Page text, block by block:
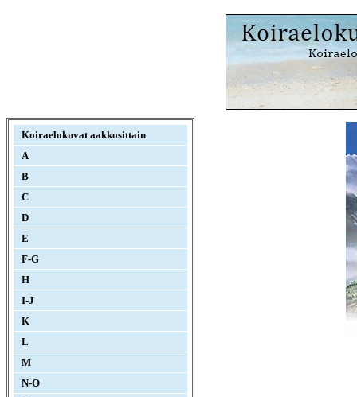
Koiraelokuvat aakkosittain
A
B
C
D
E
F-G
H
I-J
K
L
M
N-O